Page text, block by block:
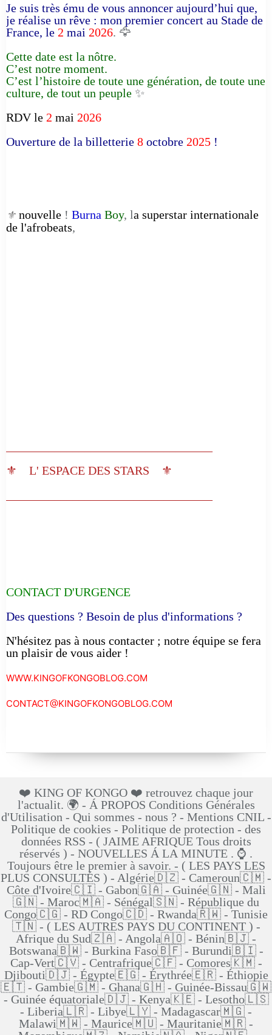
Je suis très ému de vous annoncer aujourd’hui que,
je réalise un rêve : mon premier concert au Stade de
France, le 2 mai 2026. 🦅
Cette date est la nôtre.
C’est notre moment.
C’est l’histoire de toute une génération, de toute une
culture, de tout un peuple ✨
RDV le 2 mai 2026
Ouverture de la billetterie 8 octobre 2025 !
⚜️ nouvelle ! Burna Boy, la superstar internationale
de l'afrobeats,
⚜️ L' ESPACE DES STARS ⚜️
CONTACT D'URGENCE
Des questions ? Besoin de plus d'informations ?
N'hésitez pas à nous contacter ; notre équipe se fera
un plaisir de vous aider !
WWW.KINGOFKONGOBLOG.COM
CONTACT@KINGOFKONGOBLOG.COM
❤️ KING OF KONGO ❤️ retrouvez chaque jour
l'actualit. 🌍 - Á PROPOS Conditions Générales
d'Utilisation - Qui sommes - nous ? - Mentions CNIL -
Politique de cookies - Politique de protection - des
données RSS - ( JAIME AFRIQUE Tous droits
réservés ) - NOUVELLES Á LA MINUTE . ⌚ .
Toujours être le premier à savoir. - ( LES PAYS LES
PLUS CONSULTÉS ) - Algérie🇩🇿 - Cameroun🇨🇲 -
Côte d'Ivoire🇨🇮 - Gabon🇬🇦 - Guinée🇬🇳 - Mali
🇬🇳 - Maroc🇲🇦 - Sénégal🇸🇳 - République du
Congo🇨🇬 - RD Congo🇨🇩 - Rwanda🇷🇼 - Tunisie
🇹🇳 - ( LES AUTRES PAYS DU CONTINENT ) -
Afrique du Sud🇿🇦 - Angola🇦🇴 - Bénin🇧🇯 -
Botswana🇧🇼 - Burkina Faso🇧🇫 - Burundi🇧🇮 -
Cap-Vert🇨🇻 - Centrafrique🇨🇫 - Comores🇰🇲 -
Djibouti🇩🇯 - Égypte🇪🇬 - Érythrée🇪🇷 - Éthiopie
🇪🇹 - Gambie🇬🇲 - Ghana🇬🇭 - Guinée-Bissau🇬🇼
- Guinée équatoriale🇩🇯 - Kenya🇰🇪 - Lesotho🇱🇸
- Liberia🇱🇷 - Libye🇱🇾 - Madagascar🇲🇬 -
Malawi🇲🇼 - Maurice🇲🇺 - Mauritanie🇲🇷 -